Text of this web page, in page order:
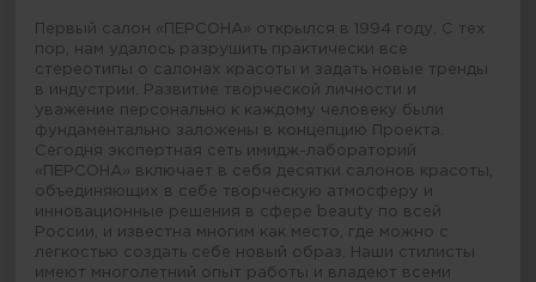
Первый салон «ПЕРСОНА» открылся в 1994 году. С тех
пор, нам удалось разрушить практически все
стереотипы о салонах красоты и задать новые тренды
в индустрии. Развитие творческой личности и
уважение персонально к каждому человеку были
фундаментально заложены в концепцию Проекта.
Сегодня экспертная сеть имидж-лабораторий
«ПЕРСОНА» включает в себя десятки салонов красоты,
объединяющих в себе творческую атмосферу и
инновационные решения в сфере beauty по всей
России, и известна многим как место, где можно с
легкостью создать себе новый образ. Наши стилисты
имеют многолетний опыт работы и владеют всеми